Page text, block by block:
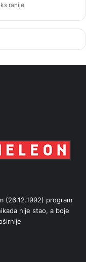
ranije
(26.12.1992) program
nije stao, a boje